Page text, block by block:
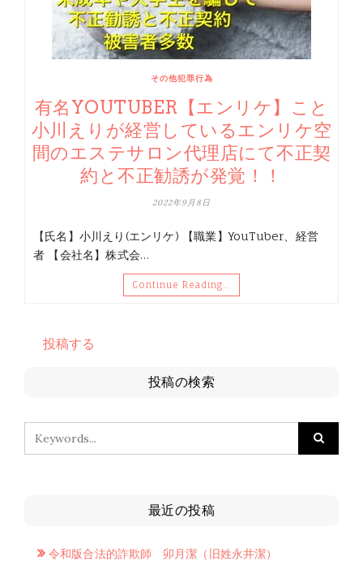
その他犯罪行為
有名YOUTUBER【エンリケ】こと
小川えりが経営しているエンリケ空
間のエステサロン代理店にて不正契
約と不正勧誘が発覚！！
2022年9月8日
【氏名】小川えり(エンリケ) 【職業】YouTuber、経営
者 【会社名】株式会…
Continue Reading…
投稿する
投稿の検索
最近の投稿
令和版合法的詐欺師 卯月潔（旧姓永井潔）